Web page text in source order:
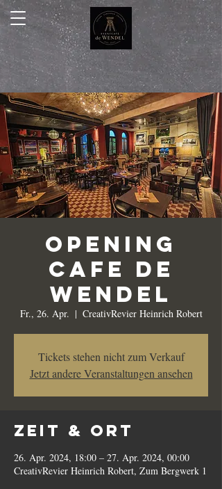
Opening
Cafe de
Wendel
Fr., 26. Apr.
  |
CreativRevier Heinrich Robert
Tickets stehen nicht zum Verkauf
Jetzt andere Veranstaltungen ansehen
Zeit & Ort
26. Apr. 2024, 18:00 – 27. Apr. 2024, 00:00
CreativRevier Heinrich Robert, Zum Bergwerk 1